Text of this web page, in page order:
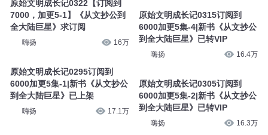
原始文明成长记0322【订阅到
7000，加更5-1】《从文抄公到
全大陆巨星》求订阅
嗨扬 16万
原始文明成长记0295订阅到
6000加更5集-1|新书《从文抄公
到全大陆巨星》已上架
嗨扬 17.1万
原始文明成长记0315订阅到
6000加更5集-4|新书《从文抄公
到全大陆巨星》已转VIP
嗨扬 16.4万
原始文明成长记0305订阅到
6000加更5集-2|新书《从文抄公
到全大陆巨星》已转VIP
嗨扬 16.3万